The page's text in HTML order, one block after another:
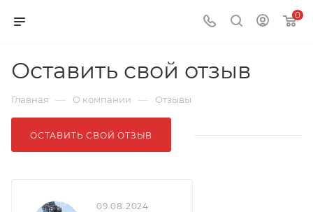
0
Оставить свой отзыв
Главная — О компании — Отзывы
ОСТАВИТЬ СВОЙ ОТЗЫВ
09.08.2024